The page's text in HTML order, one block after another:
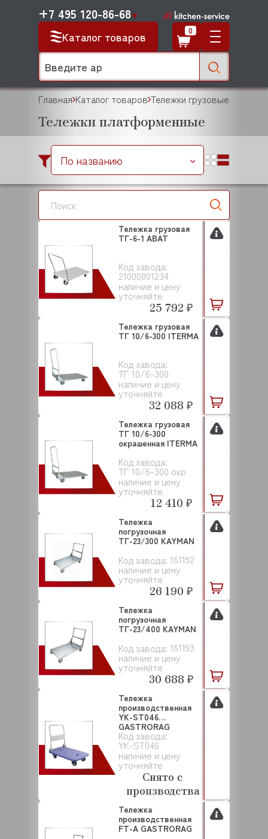
Каталог товаров
+7 495 120-86-68
0
Главная Каталог товаров Тележки грузовые
Тележки платформенные
По названию
Код завода:
21000801234
наличие и цену
уточняйте
Тележка грузовая
ТГ-6-1 ABAT
25 792 ₽
Код завода:
ТГ 10/6-300
наличие и цену
уточняйте
Тележка грузовая
ТГ 10/6-300 ITERMA
32 088 ₽
Код завода:
ТГ 10/6-300 окр
наличие и цену
уточняйте
Тележка грузовая
ТГ 10/6-300
окрашенная ITERMA
12 410 ₽
Код завода: 161192
наличие и цену
уточняйте
Тележка
погрузочная
ТГ-23/300 KAYMAN
26 190 ₽
Код завода: 161193
наличие и цену
уточняйте
Тележка
погрузочная
ТГ-23/400 KAYMAN
30 688 ₽
Код завода:
YK-ST046
наличие и цену
уточняйте
Тележка
производственная
YK-ST046
GASTRORAG
Снято с
производства
Тележка
производственная
FT-A GASTRORAG